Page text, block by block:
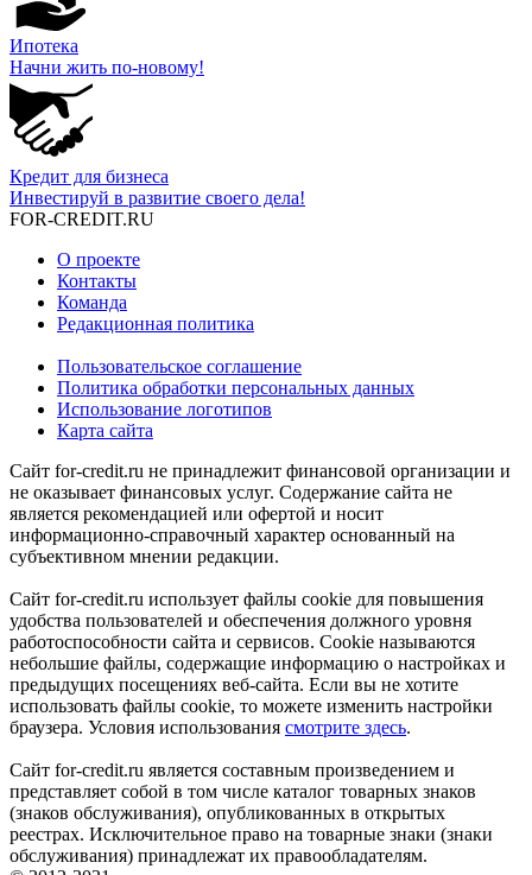
Ипотека
Начни жить по-новому!
Кредит для бизнеса
Инвестируй в развитие своего дела!
FOR-CREDIT.RU
О проекте
Контакты
Команда
Редакционная политика
Пользовательское соглашение
Политика обработки персональных данных
Использование логотипов
Карта сайта
Сайт for-credit.ru не принадлежит финансовой организации и
не оказывает финансовых услуг. Содержание сайта не
является рекомендацией или офертой и носит
информационно-справочный характер основанный на
субъективном мнении редакции.
Сайт for-credit.ru использует файлы cookie для повышения
удобства пользователей и обеспечения должного уровня
работоспособности сайта и сервисов. Cookie называются
небольшие файлы, содержащие информацию о настройках и
предыдущих посещениях веб-сайта. Если вы не хотите
использовать файлы cookie, то можете изменить настройки
браузера. Условия использования смотрите здесь.
Сайт for-credit.ru является составным произведением и
представляет собой в том числе каталог товарных знаков
(знаков обслуживания), опубликованных в открытых
реестрах. Исключительное право на товарные знаки (знаки
обслуживания) принадлежат их правообладателям.